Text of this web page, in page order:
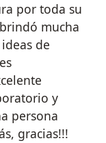
por toda su
mucha
de
y
persona
gracias!!!